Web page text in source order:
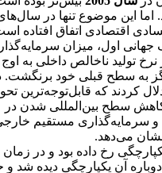
اما این موضوع تنها در
اقتصادی اتفاق افتاده
جهانی اول، میزان
تولید ناخالص داخلی به
به سطح قبلی خود برنگشت.
کردند که قابل‌توجه‌ترین
سطح بین‌المللی شدن در
است و سرمایه‌گذاری مستقیم
نشان می‌دهد.
رخ داده بود و در زمان
آن یکپارچگی دیده شد و